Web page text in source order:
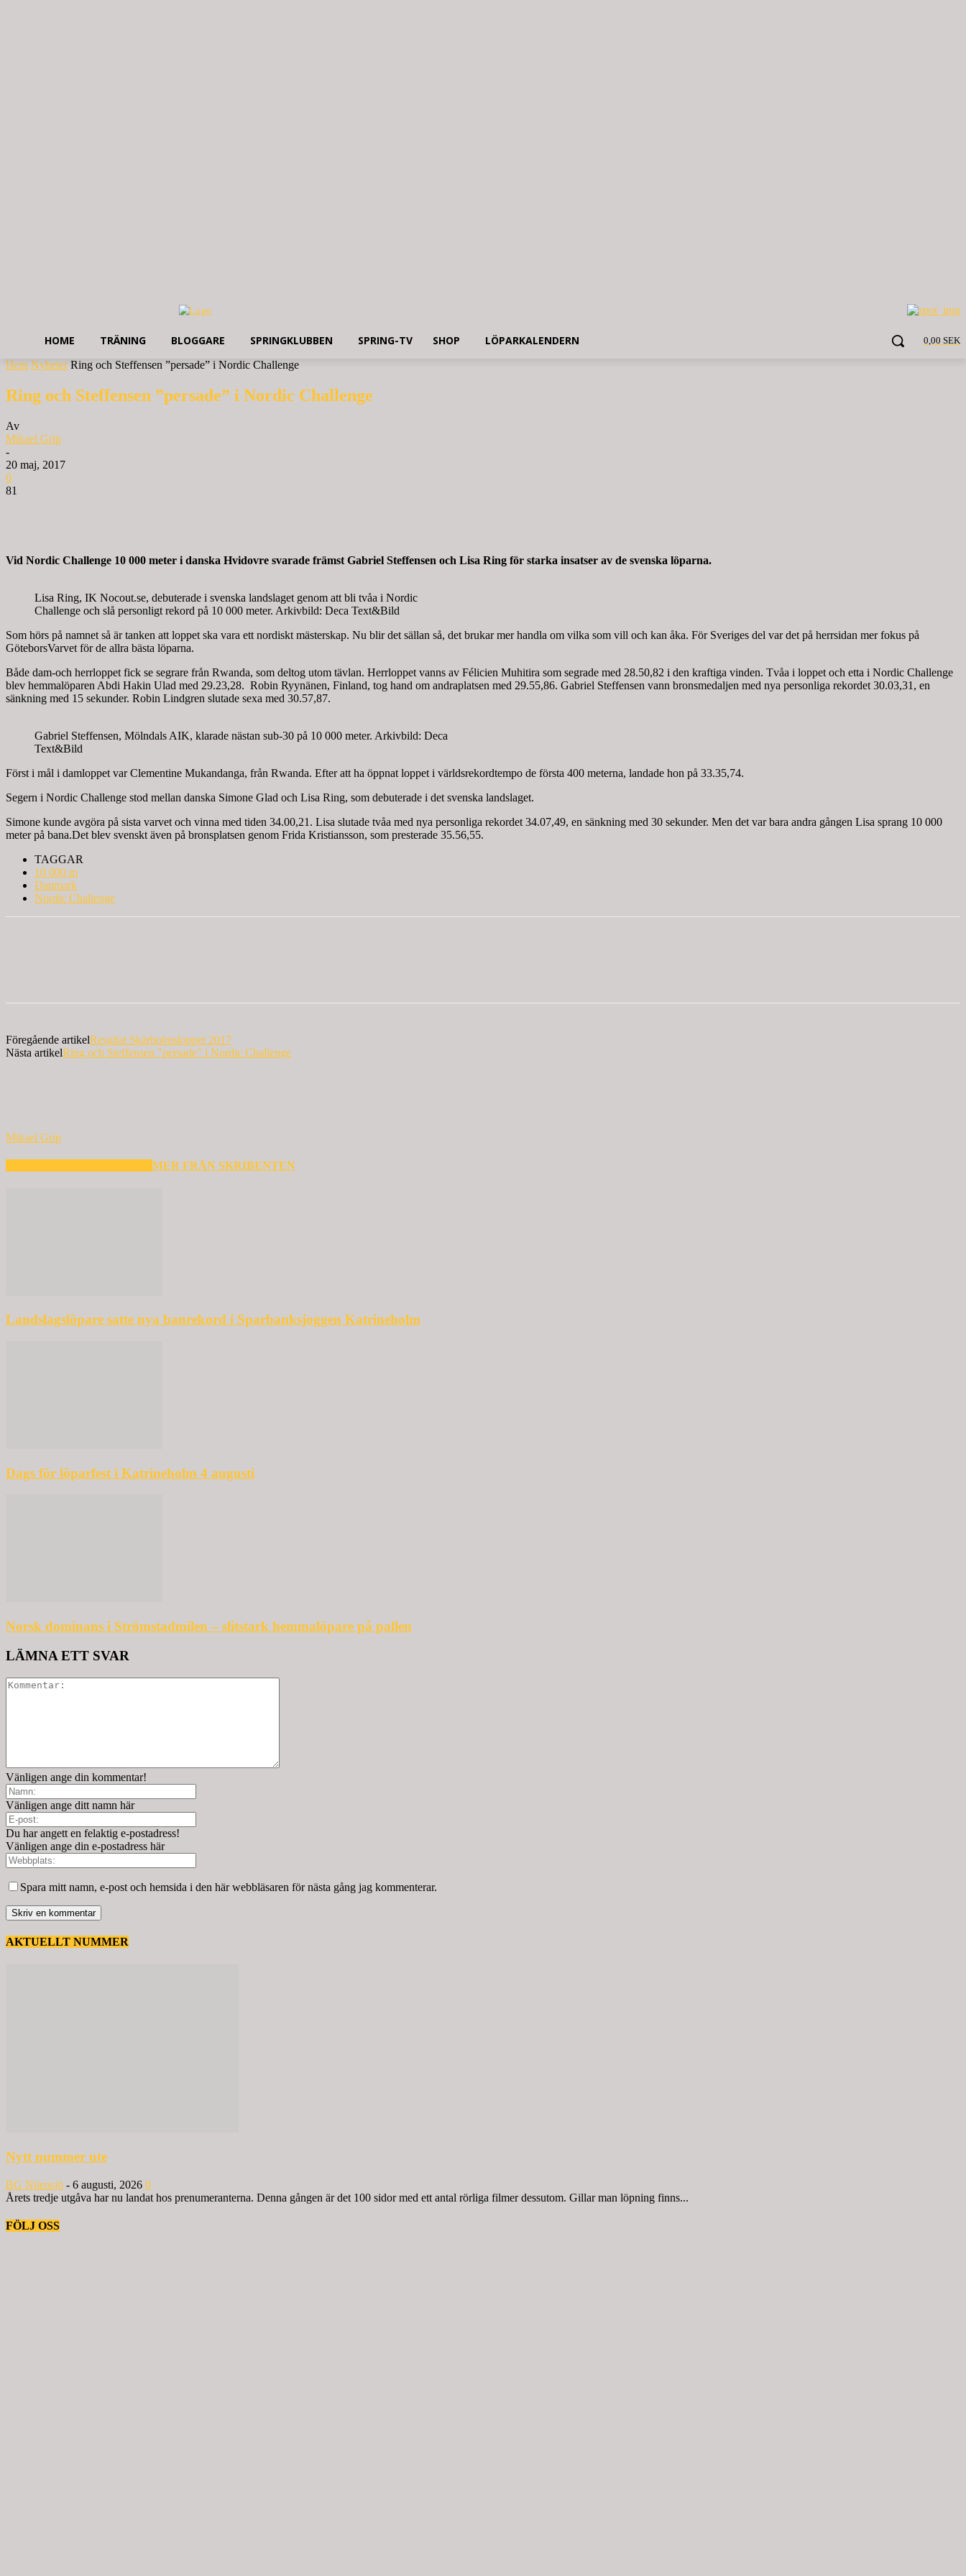
0,00 SEK
HOME TRÄNING BLOGGARE SPRINGKLUBBEN SPRING-TV SHOP LÖPARKALENDERN
Hem Nyheter Ring och Steffensen ”persade” i Nordic Challenge
Ring och Steffensen ”persade” i Nordic Challenge
Av
Mikael Grip
-
20 maj, 2017
0
81
Vid Nordic Challenge 10 000 meter i danska Hvidovre svarade främst Gabriel Steffensen och Lisa Ring för starka insatser av de svenska löparna.
Lisa Ring, IK Nocout.se, debuterade i svenska landslaget genom att bli tvåa i Nordic
Challenge och slå personligt rekord på 10 000 meter. Arkivbild: Deca Text&Bild
Som hörs på namnet så är tanken att loppet ska vara ett nordiskt mästerskap. Nu blir det sällan så, det brukar mer handla om vilka som vill och kan åka. För Sveriges del var det på herrsidan mer fokus på
GöteborsVarvet för de allra bästa löparna.
Både dam-och herrloppet fick se segrare från Rwanda, som deltog utom tävlan. Herrloppet vanns av Félicien Muhitira som segrade med 28.50,82 i den kraftiga vinden. Tvåa i loppet och etta i Nordic Challenge
blev hemmalöparen Abdi Hakin Ulad med 29.23,28. Robin Ryynänen, Finland, tog hand om andraplatsen med 29.55,86. Gabriel Steffensen vann bronsmedaljen med nya personliga rekordet 30.03,31, en
sänkning med 15 sekunder. Robin Lindgren slutade sexa med 30.57,87.
Gabriel Steffensen, Mölndals AIK, klarade nästan sub-30 på 10 000 meter. Arkivbild: Deca
Text&Bild
Först i mål i damloppet var Clementine Mukandanga, från Rwanda. Efter att ha öppnat loppet i världsrekordtempo de första 400 meterna, landade hon på 33.35,74.
Segern i Nordic Challenge stod mellan danska Simone Glad och Lisa Ring, som debuterade i det svenska landslaget.
Simone kunde avgöra på sista varvet och vinna med tiden 34.00,21. Lisa slutade tvåa med nya personliga rekordet 34.07,49, en sänkning med 30 sekunder. Men det var bara andra gången Lisa sprang 10 000
meter på bana.Det blev svenskt även på bronsplatsen genom Frida Kristiansson, som presterade 35.56,55.
TAGGAR
10 000 m
Danmark
Nordic Challenge
Föregående artikelResultat Skärholmsloppet 2017
Nästa artikelRing och Steffensen "persade" i Nordic Challenge
Mikael Grip
MER FRÅN SKRIBENTEN
Landslagslöpare satte nya banrekord i Sparbanksjoggen Katrineholm
Dags för löparfest i Katrineholm 4 augusti
Norsk dominans i Strömstadmilen – slitstark hemmalöpare på pallen
LÄMNA ETT SVAR
Vänligen ange din kommentar!
Vänligen ange ditt namn här
Du har angett en felaktig e-postadress!
Vänligen ange din e-postadress här
Spara mitt namn, e-post och hemsida i den här webbläsaren för nästa gång jag kommenterar.
AKTUELLT NUMMER
Nytt nummer ute
BG Nilensjö - 6 augusti, 2026 0
Årets tredje utgåva har nu landat hos prenumeranterna. Denna gången är det 100 sidor med ett antal rörliga filmer dessutom. Gillar man löpning finns...
FÖLJ OSS